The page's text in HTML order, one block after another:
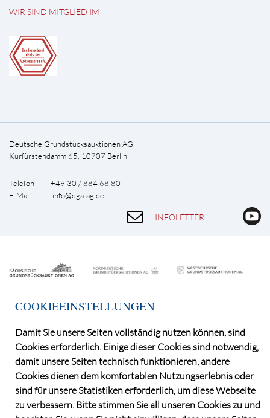
WIR SIND MITGLIED IM
Deutsche Grundstücksauktionen AG
Kurfürstendamm 65, 10707 Berlin
Telefon +49 30 / 884 68 80
E-Mail info@dga-ag.de
INFOLETTER
©2026 Deutsche Grundstücksauktionen AG
CONSENT MANAGER
KATALOGBEZUG
OBJEKTFRAGEBOGEN
DATENSCHUTZ
COOKIEEINSTELLUNGEN
Damit Sie unsere Seiten vollständig nutzen können, sind
Cookies erforderlich. Einige dieser Cookies sind notwendig,
damit unsere Seiten technisch funktionieren, andere
Cookies dienen dem komfortablen Nutzungserlebnis oder
sind für unsere Statistiken erforderlich, um diese Webseite
zu verbessern. Bitte stimmen Sie all unseren Cookies zu und